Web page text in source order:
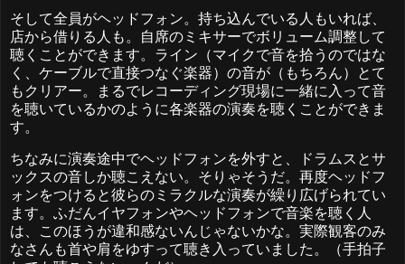
そして全員がヘッドフォン。持ち込んでいる人もいれば、
店から借りる人も。自席のミキサーでボリューム調整して
聴くことができます。ライン（マイクで音を拾うのではな
く、ケーブルで直接つなぐ楽器）の音が（もちろん）とて
もクリアー。まるでレコーディング現場に一緒に入って音
を聴いているかのように各楽器の演奏を聴くことができま
す。
ちなみに演奏途中でヘッドフォンを外すと、ドラムスとサ
ックスの音しか聴こえない。そりゃそうだ。再度ヘッドフ
ォンをつけると彼らのミラクルな演奏が繰り広げられてい
ます。ふだんイヤフォンやヘッドフォンで音楽を聴く人
は、このほうが違和感ないんじゃないかな。実際観客のみ
なさんも首や肩をゆすって聴き入っていました。（手拍子